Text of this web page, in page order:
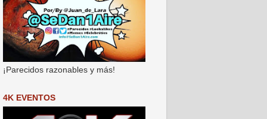
¡Parecidos razonables y más!
4K EVENTOS